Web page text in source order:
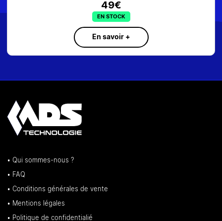
49€
EN STOCK
En savoir +
• Qui sommes-nous ?
• FAQ
• Conditions générales de vente
• Mentions légales
• Politique de confidentialié